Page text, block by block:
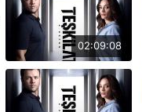
02:09:08